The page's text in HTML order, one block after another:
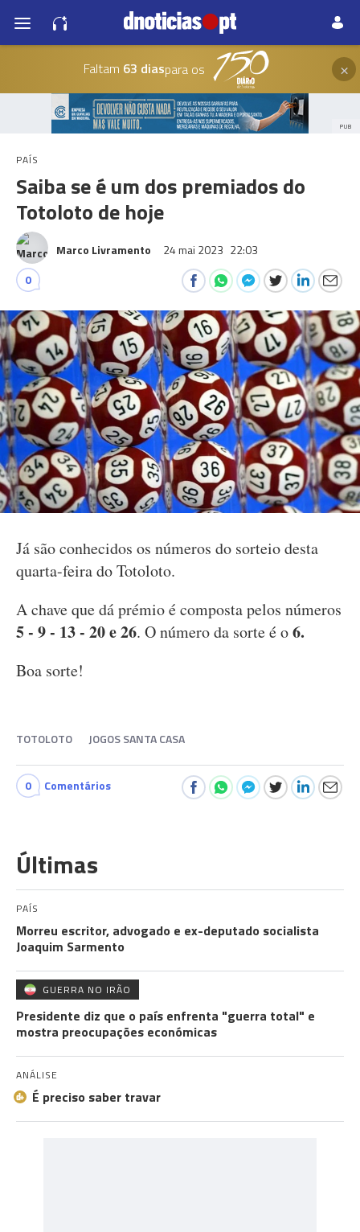
Faltam 63 diaspara os ×
PUB
PAÍS
Saiba se é um dos premiados do
Totoloto de hoje
Marco Livramento 24 mai 2023 22:03
0
Já são conhecidos os números do sorteio desta
quarta-feira do Totoloto.
A chave que dá prémio é composta pelos números
5 - 9 - 13 - 20 e 26. O número da sorte é o6.
Boa sorte!
TOTOLOTO JOGOS SANTA CASA
0 Comentários
Últimas
PAÍS
Morreu escritor, advogado e ex-deputado socialista
Joaquim Sarmento
GUERRA NO IRÃO
Presidente diz que o país enfrenta "guerra total" e
mostra preocupações económicas
ANÁLISE
É preciso saber travar